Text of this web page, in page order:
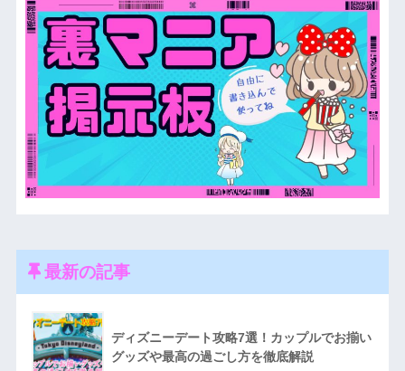
最新の記事
ディズニーデート攻略7選！カップルでお揃い
グッズや最高の過ごし方を徹底解説